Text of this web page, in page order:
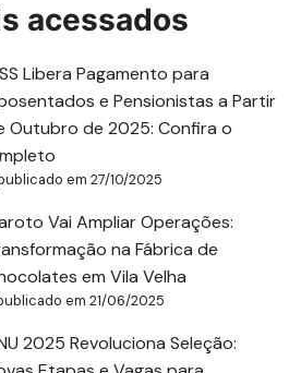
acessados
Libera Pagamento para
e Pensionistas a Partir
Outubro de 2025: Confira o
em 27/10/2025
Vai Ampliar Operações:
na Fábrica de
em Vila Velha
em 21/06/2025
2025 Revoluciona Seleção: